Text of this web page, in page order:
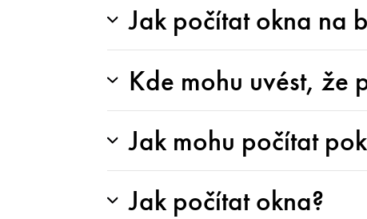
Jak počítat okna na
Kde mohu uvést, že
Jak mohu počítat
Jak počítat okna?